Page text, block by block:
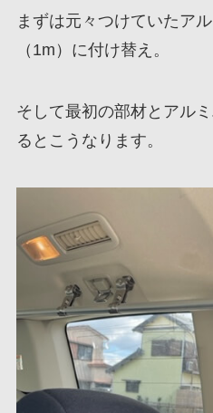
まずは元々つけていたア
（1m）に付け替え。
そして最初の部材とアル
るとこうなります。